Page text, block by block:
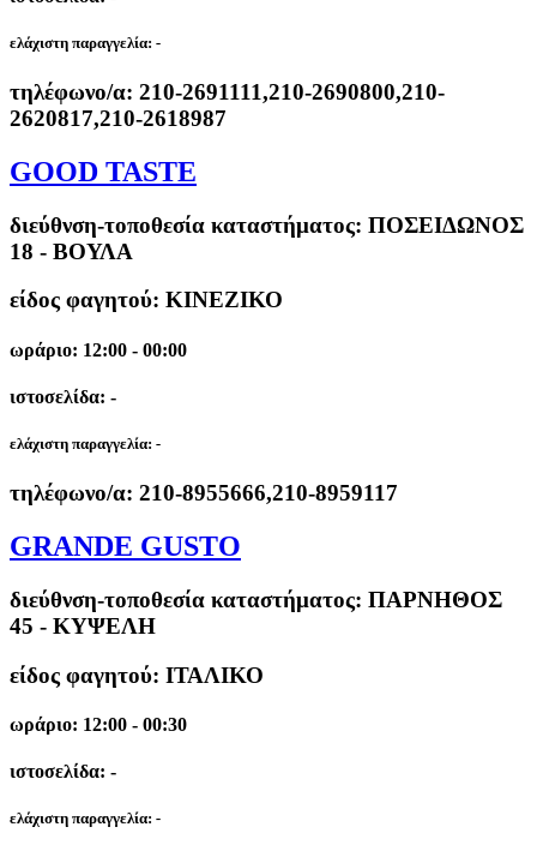
ελάχιστη παραγγελία: -
τηλέφωνο/α: 210-2691111,210-2690800,210-
2620817,210-2618987
GOOD TASTE
διεύθνση-τοποθεσία καταστήματος: ΠΟΣΕΙΔΩΝΟΣ
18 - ΒΟΥΛΑ
είδος φαγητού: ΚΙΝΕΖΙΚΟ
ωράριο: 12:00 - 00:00
ιστοσελίδα: -
ελάχιστη παραγγελία: -
τηλέφωνο/α: 210-8955666,210-8959117
GRANDE GUSTO
διεύθνση-τοποθεσία καταστήματος: ΠΑΡΝΗΘΟΣ
45 - ΚΥΨΕΛΗ
είδος φαγητού: ΙΤΑΛΙΚΟ
ωράριο: 12:00 - 00:30
ιστοσελίδα: -
ελάχιστη παραγγελία: -